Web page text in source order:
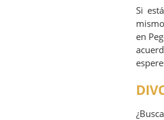
Si
en